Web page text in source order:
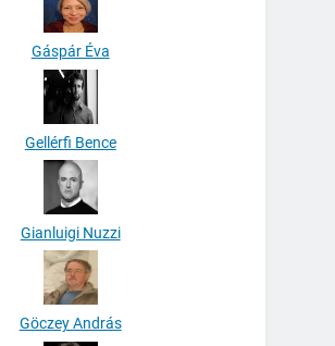
Gáspár Éva
Gellérfi Bence
Gianluigi Nuzzi
Göczey András